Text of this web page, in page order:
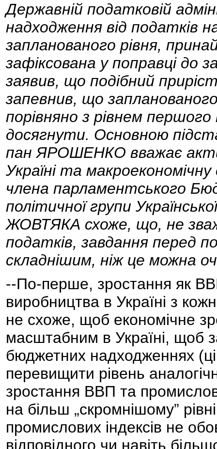
Державній податковій
надходження від податків
запланованого рівня,
зафіксована у поправці до
заявив, що подібний
запевнив, що
порівняно з рівнем першого
досягнути. Основною
пан ЯРОШЕНКО вважає
Україні та
члена парламентського
політичної групи
ЖОВТЯКА схоже, що, не
податків, завдання перед
складнішим, ніж це можна
--По-перше, зростання як
виробництва в Україні з
не схоже, щоб економічне
масштабним в Україні, щоб
бюджетних надходженнях
перевищити рівень
зростання ВВП та
на більш „скромнішому”
промислових індексів не
відповідного чи навіть